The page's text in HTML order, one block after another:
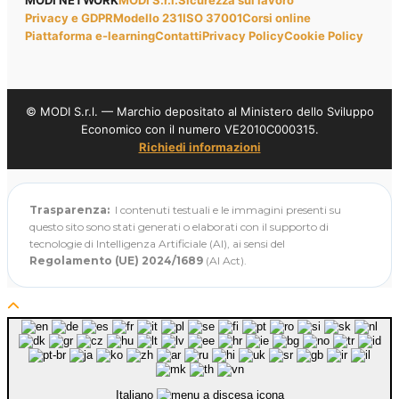
Privacy e GDPRModello 231ISO 37001Corsi online
Piattaforma e-learningContattiPrivacy PolicyCookie Policy
© MODI S.r.l. — Marchio depositato al Ministero dello Sviluppo
Economico con il numero VE2010C000315.
Richiedi informazioni
Trasparenza: I contenuti testuali e le immagini presenti su
questo sito sono stati generati o elaborati con il supporto di
tecnologie di Intelligenza Artificiale (AI), ai sensi del
Regolamento (UE) 2024/1689 (AI Act).
Italiano